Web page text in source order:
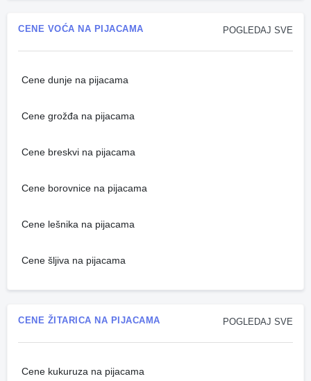
POGLEDAJ SVE
CENE VOĆA NA PIJACAMA
Cene dunje na pijacama
Cene grožđa na pijacama
Cene breskvi na pijacama
Cene borovnice na pijacama
Cene lešnika na pijacama
Cene šljiva na pijacama
POGLEDAJ SVE
CENE ŽITARICA NA PIJACAMA
Cene kukuruza na pijacama